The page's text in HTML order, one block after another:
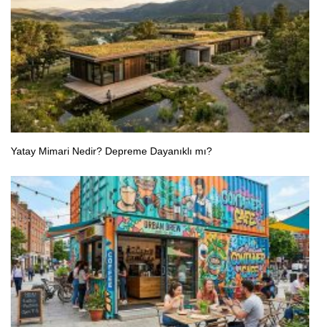
Yatay Mimari Nedir? Depreme Dayanıklı mı?